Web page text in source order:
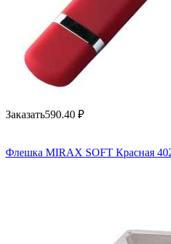
Заказать590.40 ₽
Флешка MIRAX SOFT Красная